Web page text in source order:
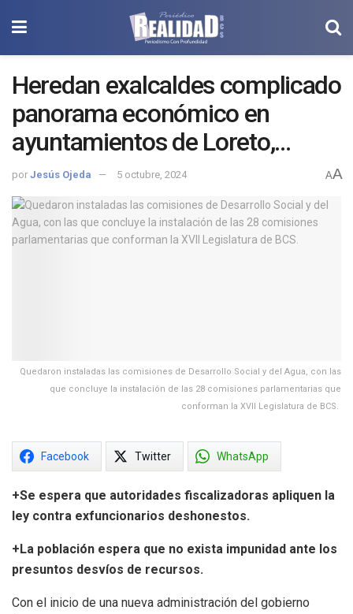
Heredan exalcaldes complicado
panorama económico en
ayuntamientos de Loreto,
Comondú y Los Cabos.
por Jesús Ojeda 5 octubre, 2024 AA
Quedaron instaladas las comisiones de Desarrollo Social y del Agua, con las
que concluye la instalación de las 28 comisiones parlamentarias que
conforman la XVII Legislatura de BCS.
Facebook Twitter WhatsApp
+Se espera que autoridades fiscalizadoras apliquen la
ley contra exfuncionarios deshonestos.
+La población espera que no exista impunidad ante los
presuntos desvíos de recursos.
Con el inicio de una nueva administración del gobierno